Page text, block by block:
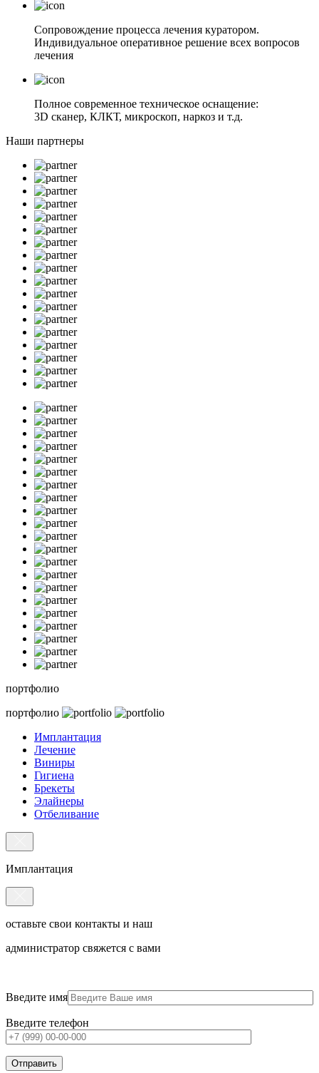
Сопровождение процесса лечения куратором.
Индивидуальное оперативное решение всех вопросов
лечения
Полное современное техническое оснащение:
3D сканер, КЛКТ, микроскоп, наркоз и т.д.
Наши партнеры
портфолио
портфолио
Имплантация
Лечение
Виниры
Гигиена
Брекеты
Элайнеры
Отбеливание
Имплантация
оставьте свои контакты и наш
администратор свяжется с вами
Введите имя
Введите телефон